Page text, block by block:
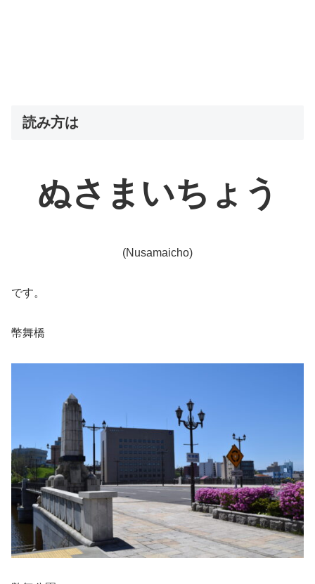
読み方は
ぬさまいちょう
(Nusamaicho)
です。
幣舞橋